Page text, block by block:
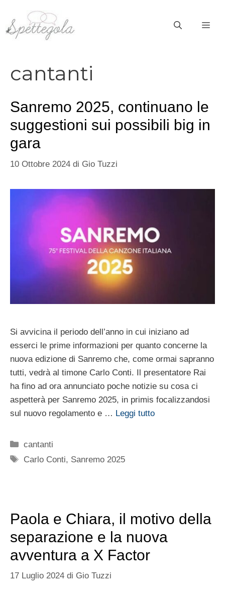
contenuto
cantanti
Sanremo 2025, continuano le
suggestioni sui possibili big in
gara
10 Ottobre 2024 di Gio Tuzzi
Si avvicina il periodo dell’anno in cui iniziano ad
esserci le prime informazioni per quanto concerne la
nuova edizione di Sanremo che, come ormai sapranno
tutti, vedrà al timone Carlo Conti. Il presentatore Rai
ha fino ad ora annunciato poche notizie su cosa ci
aspetterà per Sanremo 2025, in primis focalizzandosi
sul nuovo regolamento e … Leggi tutto
Categorie
cantanti
Tag
Carlo Conti, Sanremo 2025
Paola e Chiara, il motivo della
separazione e la nuova
avventura a X Factor
17 Luglio 2024 di Gio Tuzzi